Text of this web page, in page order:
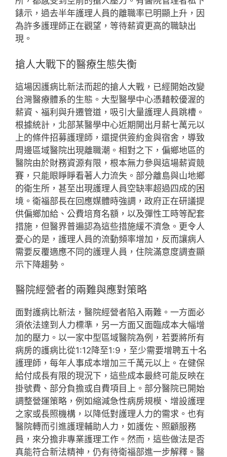
錶示，過去半年護理人員的離職率已明顯上升，因
為許多護理師正在觀望，等待薪資更高的職缺出
現。
搶人大戰下的醫療生態失衡
這場因護病比新法而起的搶人大戰，已經開始改變
台灣醫療體系的生態。大型醫學中心憑藉較優渥的
薪資、福利與升遷管道，吸引大量護理人員跳槽。
根據統計，北部某醫學中心近期開出月薪七萬元以
上的條件招募護理師，還提供簽約金與宿舍，導致
周邊區域醫院出現離職潮。相對之下，偏鄉地區的
醫院由於財務資源有限，根本無力參與這場薪資競
賽，只能眼睜睜看著人力流失。部分離島與山地鄉
的衛生所，甚至出現護理人員空缺率超過四成的困
境。衛福部長在回應媒體時強調，政府正在研議提
供偏鄉加給、公費培育名額，以及彈性工時等配套
措施，但醫界普遍認為這些措施緩不濟急。更令人
憂心的是，護理人員的流動頻率增加，反而讓病人
需要反覆適應不同的護理人員，住院滿意度調查顯
示下降趨勢。
醫院經營者的兩難與應對策略
面對護病比新法，醫院經營者陷入兩難。一方面必
須依法達到人力標準，另一方面又面臨成本大幅增
加的壓力。以一家中型區域醫院為例，若要將所有
病房的護病比從1:12降至1:9，至少需要增聘五十名
護理師，每年人事成本增加三千萬元以上。在健保
給付成長有限的現況下，這些成本最終可能反映在
掛號費、部分負擔或自費項目上。部分醫院已開始
調整營運策略，例如縮減急性病房規模、增設護理
之家或長照機構，以降低對護理人力的需求。也有
醫院轉而引進護理輔助人力，如護佐、照顧服務
員，來分擔非專業護理工作。然而，這些做法是否
真能符合新法精神，仍有待衛福部進一步解釋。醫